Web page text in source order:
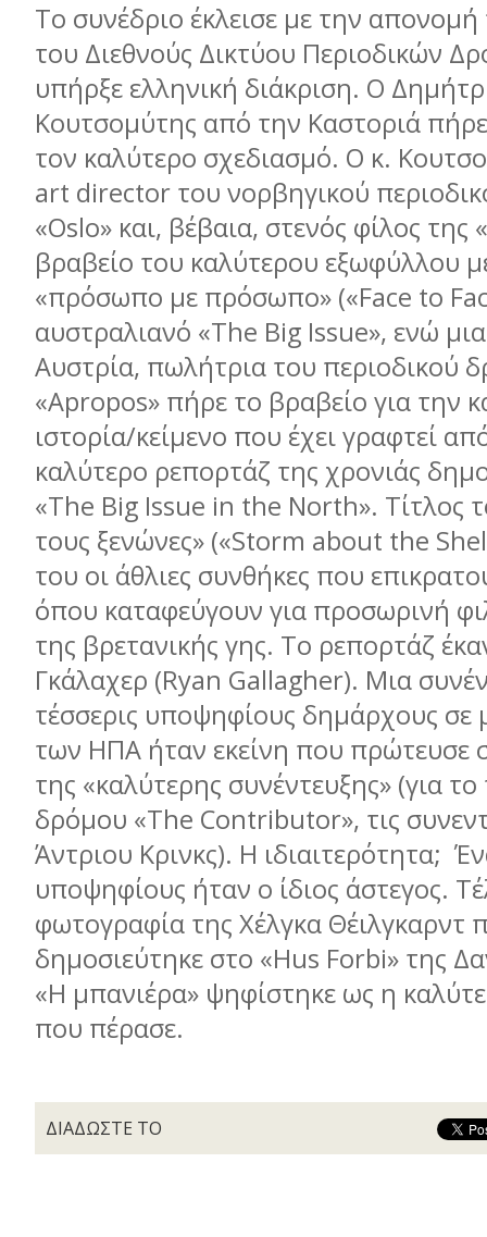
Το συνέδριο έκλεισε με την
του Διεθνούς Δικτύου Περιοδικών
υπήρξε ελληνική διάκριση. Ο
Κουτσομύτης από την Καστοριά
τον καλύτερο σχεδιασμό. Ο κ.
art director του νορβηγικού
«Oslo» και, βέβαια, στενός φίλος της
βραβείο του καλύτερου εξωφύλλου
«πρόσωπο με πρόσωπο» («Face to
αυστραλιανό «The Big Issue», ενώ
Αυστρία, πωλήτρια του περιοδικού
«Apropos» πήρε το βραβείο για την
ιστορία/κείμενο που έχει γραφτεί
καλύτερο ρεπορτάζ της χρονιάς
«The Big Issue in the North». Τίτλος
τους ξενώνες» («Storm about the
του οι άθλιες συνθήκες που
όπου καταφεύγουν για προσωρινή
της βρετανικής γης. Το ρεπορτάζ
Γκάλαχερ (Ryan Gallagher). Μια
τέσσερις υποψηφίους δημάρχους σε
των ΗΠΑ ήταν εκείνη που πρώτευσε
της «καλύτερης συνέντευξης» (για το
δρόμου «The Contributor», τις
Άντριου Κρινκς). Η ιδιαιτερότητα;
υποψηφίους ήταν ο ίδιος άστεγος.
φωτογραφία της Χέλγκα Θέιλγκαρντ
δημοσιεύτηκε στο «Hus Forbi» της
«Η μπανιέρα» ψηφίστηκε ως η
που πέρασε.
ΔΙΑΔΩΣΤΕ ΤΟ